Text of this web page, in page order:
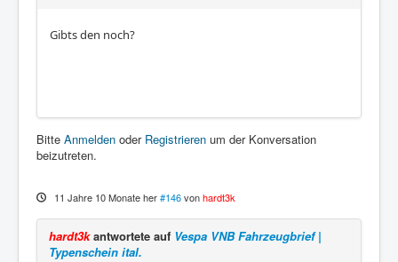
Gibts den noch?
Bitte Anmelden oder Registrieren um der Konversation
beizutreten.
11 Jahre 10 Monate her #146 vonhardt3k
hardt3kantwortete auf Vespa VNB Fahrzeugbrief |
Typenschein ital.